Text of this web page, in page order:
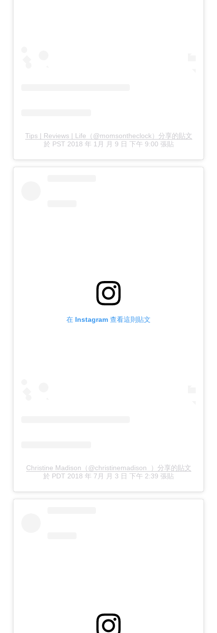
Tips | Reviews | Life（@momsontheclock）分享的貼文
於 PST 2018 年 1月 月 9 日 下午 9:00 張貼
在 Instagram 查看這則貼文
Christine Madison（@christinemadison_）分享的貼文
於 PDT 2018 年 7月 月 3 日 下午 2:39 張貼